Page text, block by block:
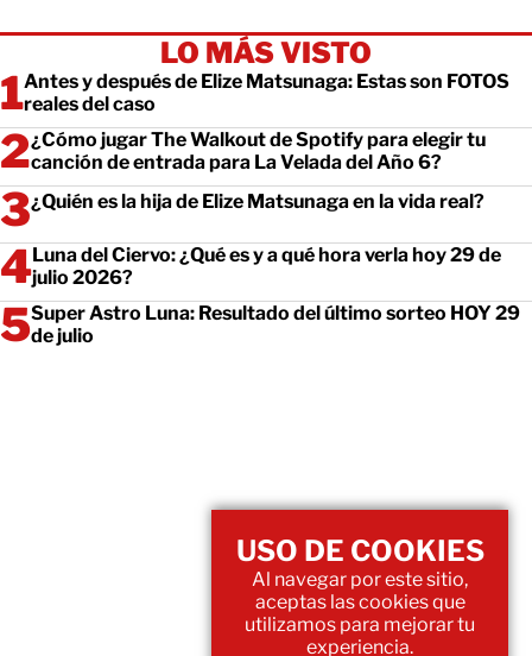
LO MÁS VISTO
Antes y después de Elize Matsunaga: Estas son FOTOS
reales del caso
¿Cómo jugar The Walkout de Spotify para elegir tu
canción de entrada para La Velada del Año 6?
¿Quién es la hija de Elize Matsunaga en la vida real?
Luna del Ciervo: ¿Qué es y a qué hora verla hoy 29 de
julio 2026?
Super Astro Luna: Resultado del último sorteo HOY 29
de julio
USO DE COOKIES
Al navegar por este sitio,
aceptas las cookies que
utilizamos para mejorar tu
experiencia.